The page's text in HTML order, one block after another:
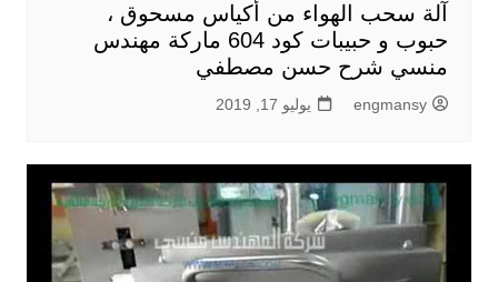
آلة سحب الهواء من أكياس مسحوق ،
حبوب و حبيبات كود 604 ماركة مهندس
منسي شرح حسن مصطفي
engmansy يوليو 17, 2019